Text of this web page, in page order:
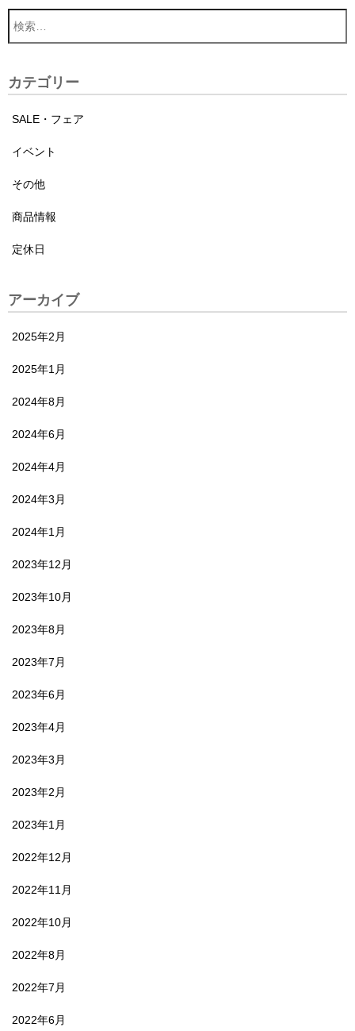
カテゴリー
SALE・フェア
イベント
その他
商品情報
定休日
アーカイブ
2025年2月
2025年1月
2024年8月
2024年6月
2024年4月
2024年3月
2024年1月
2023年12月
2023年10月
2023年8月
2023年7月
2023年6月
2023年4月
2023年3月
2023年2月
2023年1月
2022年12月
2022年11月
2022年10月
2022年8月
2022年7月
2022年6月